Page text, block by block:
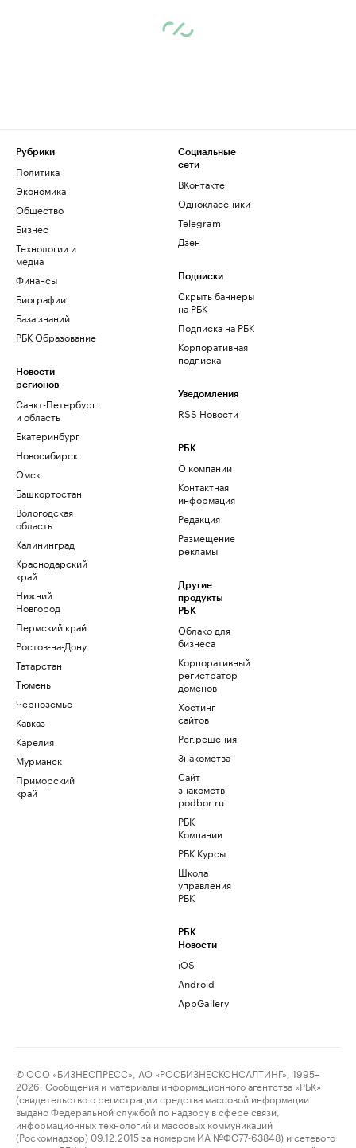
Рубрики
Политика
Экономика
Общество
Бизнес
Технологии и
медиа
Финансы
Биографии
База знаний
РБК Образование
Новости
регионов
Санкт-Петербург
и область
Екатеринбург
Новосибирск
Омск
Башкортостан
Вологодская
область
Калининград
Краснодарский
край
Нижний
Новгород
Пермский край
Ростов-на-Дону
Татарстан
Тюмень
Черноземье
Кавказ
Карелия
Мурманск
Приморский
край
Социальные
сети
ВКонтакте
Одноклассники
Telegram
Дзен
Подписки
Скрыть баннеры
на РБК
Подписка на РБК
Корпоративная
подписка
Уведомления
RSS Новости
РБК
О компании
Контактная
информация
Редакция
Размещение
рекламы
Другие
продукты
РБК
Облако для
бизнеса
Корпоративный
регистратор
доменов
Хостинг
сайтов
Рег.решения
Знакомства
Сайт
знакомств
podbor.ru
РБК
Компании
РБК Курсы
Школа
управления
РБК
РБК
Новости
iOS
Android
AppGallery
© ООО «БИЗНЕСПРЕСС», АО «РОСБИЗНЕСКОНСАЛТИНГ», 1995–
2026. Сообщения и материалы информационного агентства «РБК»
(свидетельство о регистрации средства массовой информации
выдано Федеральной службой по надзору в сфере связи,
информационных технологий и массовых коммуникаций
(Роскомнадзор) 09.12.2015 за номером ИА №ФС77-63848) и сетевого